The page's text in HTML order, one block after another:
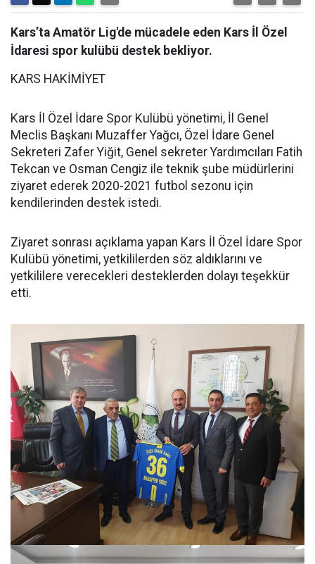
Kars’ta Amatör Lig'de mücadele eden Kars İl Özel
İdaresi spor kulübü destek bekliyor.
KARS HAKİMİYET
Kars İl Özel İdare Spor Kulübü yönetimi, İl Genel
Meclis Başkanı Muzaffer Yağcı, Özel İdare Genel
Sekreteri Zafer Yiğit, Genel sekreter Yardımcıları Fatih
Tekcan ve Osman Cengiz ile teknik şube müdürlerini
ziyaret ederek 2020-2021 futbol sezonu için
kendilerinden destek istedi.
Ziyaret sonrası açıklama yapan Kars İl Özel İdare Spor
Kulübü yönetimi, yetkililerden söz aldıklarını ve
yetkililere verecekleri desteklerden dolayı teşekkür
etti.